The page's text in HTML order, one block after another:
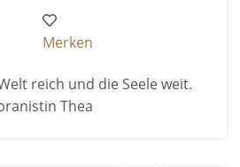
Merken
reich und die Seele weit.
Thea